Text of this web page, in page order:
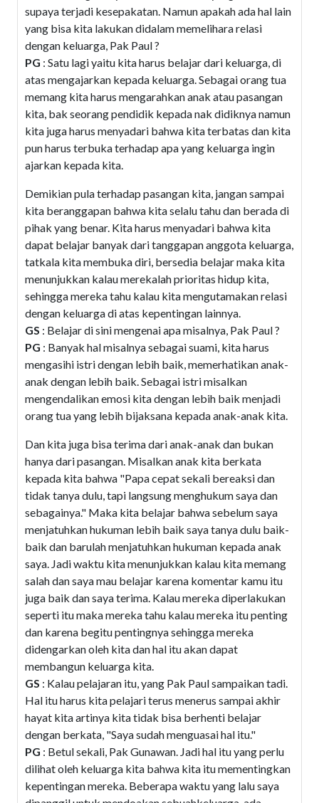
supaya terjadi kesepakatan. Namun apakah ada hal lain
yang bisa kita lakukan didalam memelihara relasi
dengan keluarga, Pak Paul ?
PG : Satu lagi yaitu kita harus belajar dari keluarga, di
atas mengajarkan kepada keluarga. Sebagai orang tua
memang kita harus mengarahkan anak atau pasangan
kita, bak seorang pendidik kepada nak didiknya namun
kita juga harus menyadari bahwa kita terbatas dan kita
pun harus terbuka terhadap apa yang keluarga ingin
ajarkan kepada kita.
Demikian pula terhadap pasangan kita, jangan sampai
kita beranggapan bahwa kita selalu tahu dan berada di
pihak yang benar. Kita harus menyadari bahwa kita
dapat belajar banyak dari tanggapan anggota keluarga,
tatkala kita membuka diri, bersedia belajar maka kita
menunjukkan kalau merekalah prioritas hidup kita,
sehingga mereka tahu kalau kita mengutamakan relasi
dengan keluarga di atas kepentingan lainnya.
GS : Belajar di sini mengenai apa misalnya, Pak Paul ?
PG : Banyak hal misalnya sebagai suami, kita harus
mengasihi istri dengan lebih baik, memerhatikan anak-
anak dengan lebih baik. Sebagai istri misalkan
mengendalikan emosi kita dengan lebih baik menjadi
orang tua yang lebih bijaksana kepada anak-anak kita.
Dan kita juga bisa terima dari anak-anak dan bukan
hanya dari pasangan. Misalkan anak kita berkata
kepada kita bahwa "Papa cepat sekali bereaksi dan
tidak tanya dulu, tapi langsung menghukum saya dan
sebagainya." Maka kita belajar bahwa sebelum saya
menjatuhkan hukuman lebih baik saya tanya dulu baik-
baik dan barulah menjatuhkan hukuman kepada anak
saya. Jadi waktu kita menunjukkan kalau kita memang
salah dan saya mau belajar karena komentar kamu itu
juga baik dan saya terima. Kalau mereka diperlakukan
seperti itu maka mereka tahu kalau mereka itu penting
dan karena begitu pentingnya sehingga mereka
didengarkan oleh kita dan hal itu akan dapat
membangun keluarga kita.
GS : Kalau pelajaran itu, yang Pak Paul sampaikan tadi.
Hal itu harus kita pelajari terus menerus sampai akhir
hayat kita artinya kita tidak bisa berhenti belajar
dengan berkata, "Saya sudah menguasai hal itu."
PG : Betul sekali, Pak Gunawan. Jadi hal itu yang perlu
dilihat oleh keluarga kita bahwa kita itu mementingkan
kepentingan mereka. Beberapa waktu yang lalu saya